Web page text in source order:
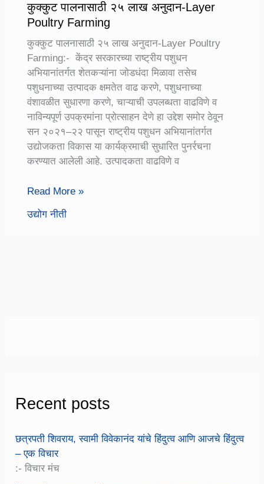
कुक्कुट पालनासाठी २५ लाख अनुदान-Layer
Poultry Farming
कुक्कुट पालनासाठी २५ लाख अनुदान-Layer Poultry
Farming:- केंद्र सरकारच्या राष्ट्रीय पशुधन
अभियानांतर्गत शेतकऱ्यांना जोडधंदा मिळावा तसेच
पशुधनाच्या उत्पादक क्षमतेत वाढ करणे, पशुधनाच्या
वंशावळीत सुधारणा करणे, चाऱ्याची उपलब्धता वाढविणे व
नाविन्यपूर्ण उपक्रमांना प्रोत्साहन देणे हा उद्देश समोर ठेवून
सन २०२१–२२ पासून राष्ट्रीय पशुधन अभियानांतर्गत
उद्योजकता विकास या कार्यक्रमाची सुधारित पुनर्रचना
करण्यात आलेली आहे. उत्पादकता वाढविणे व
कुक्कुट
२५
Read More »
उद्योग नीती
Recent posts
छत्रपती शिवराय, स्वामी विवेकानंद यांचे हिंदुत्व आणि आजचे हिंदुत्व
– एक विचार
:- विचार मंच